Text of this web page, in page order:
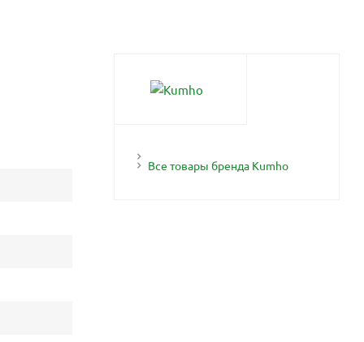
Все товары бренда Kumho